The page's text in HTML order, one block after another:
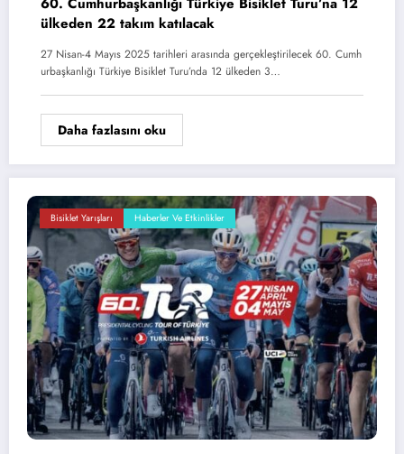
ülkeden 22 takım katılacak
27 Nisan-4 Mayıs 2025 tarihleri arasında gerçekleştirilecek 60. Cumh
urbaşkanlığı Türkiye Bisiklet Turu’nda 12 ülkeden 3…
Daha fazlasını oku
Bisiklet Yarışları Haberler Ve Etkinlikler